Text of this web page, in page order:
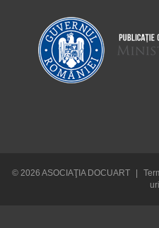
© 2026 ASOCIAŢIA DOCUART |